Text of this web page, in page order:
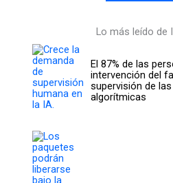
Lo más leído de
El 87% de las
intervención del
supervisión de
algorítmicas